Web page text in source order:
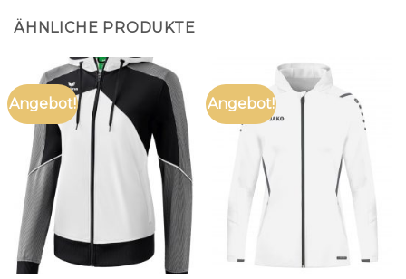
ÄHNLICHE PRODUKTE
Angebot! Angebot!